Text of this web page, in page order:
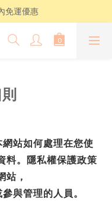
免運優惠
站如何處理在您使
料。隱私權保護政策
站，
與管理的人員。